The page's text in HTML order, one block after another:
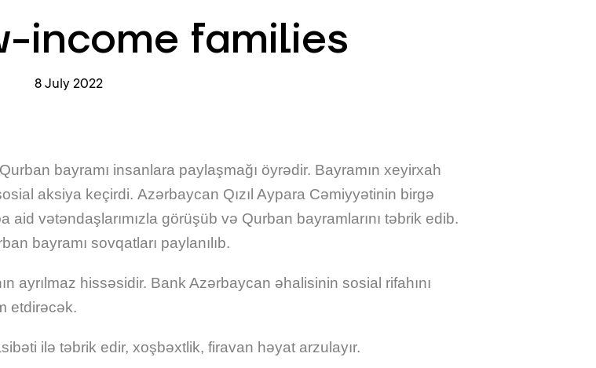
income families
8 July 2022
bayramı insanlara paylaşmağı öyrədir. Bayramın xeyirxah
aksiya keçirdi. Azərbaycan Qızıl Aypara Cəmiyyətinin birgə
aid vətəndaşlarımızla görüşüb və Qurban bayramlarını təbrik edib.
bayramı sovqatları paylanılıb.
ayrılmaz hissəsidir. Bank Azərbaycan əhalisinin sosial rifahını
etdirəcək.
ilə təbrik edir, xoşbəxtlik, firavan həyat arzulayır.